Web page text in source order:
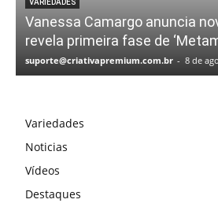
VARIEDADES
Vanessa Camargo anuncia
revela primeira fase de
suporte@criativapremium.com.br - 8 de
Variedades
Noticias
Vídeos
Destaques